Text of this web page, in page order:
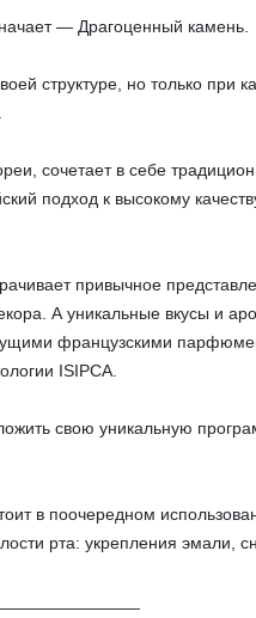
— Драгоценный камень.
структуре, но только при
сочетает в себе
подход к высокому
привычное
А уникальные вкусы и
французскими
ISIPCA.
свою уникальную
в поочередном
рта: укрепления эмали,